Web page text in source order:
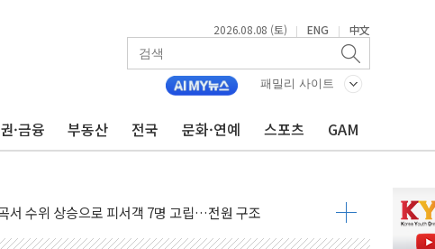
2026.08.08 (토) | ENG | 中文
패밀리 사이트
·금융 부동산 전국 문화·연예 스포츠 GAM
석에 '뻔뻔' 받아친 정청래…제주 연설서 신경전 고조
편 재검토 지시…與 "적극 환영"·野 "졸속 국정"
풍랑주의보…10일까지 최대 3.5m 높은 물결
질환 사망 23명…정부, 비상대응기구 가동
서 수위 상승으로 피서객 7명 고립…전원 구조
'별똥별 멍' 운영…페르세우스 유성우 관측